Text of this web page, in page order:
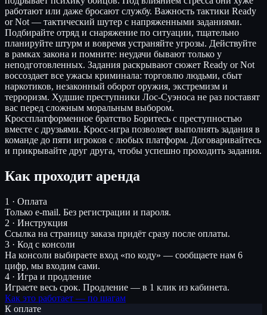
работают или даже бросают службу. Важность тактики Ready
or Not — тактический шутер с напряженными заданиями.
Подбирайте отряд и снаряжение по ситуации, тщательно
планируйте штурм и вовремя устраняйте угрозы. Действуйте
в рамках закона и помните: неудачи бывают только у
неподготовленных. Задания раскрывают сюжет Ready or Not
воссоздает все ужасы криминала: торговлю людьми, сбыт
наркотиков, незаконный оборот оружия, экстремизм и
терроризм. Худшие преступники Лос-Суэноса не раз поставят
вас перед сложным моральным выбором.
Кроссплатформенное братство Боритесь с преступностью
вместе с друзьями. Кросс-игра позволяет выполнять задания в
команде до пяти игроков с любых платформ. Договаривайтесь
и прикрывайте друг друга, чтобы успешно проходить задания.
Как проходит аренда
1 · Оплата
Только e-mail. Без регистрации и пароля.
2 · Инструкция
Ссылка на страницу заказа придёт сразу после оплаты.
3 · Код с консоли
На консоли выбираете вход «по коду» — сообщаете нам 6
цифр, мы входим сами.
4 · Игра и продление
Играете весь срок. Продление — в 1 клик из кабинета.
Как это работает — по шагам
К оплате